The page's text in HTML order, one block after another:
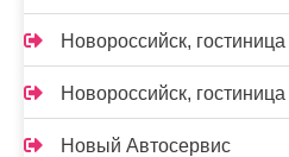
Новороссийск, гостиница
Новороссийск, гостиница
Новый Автосервис